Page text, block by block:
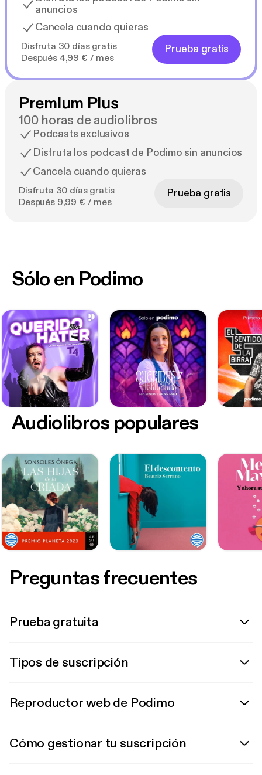
anuncios
Cancela cuando quieras
Disfruta 30 días gratis
Después 4,99 € / mes
Prueba gratis
Premium Plus
100 horas de audiolibros
Podcasts exclusivos
Disfruta los podcast de Podimo sin anuncios
Cancela cuando quieras
Disfruta 30 días gratis
Después 9,99 € / mes
Prueba gratis
Sólo en Podimo
Audiolibros populares
Preguntas frecuentes
Prueba gratuita
Tipos de suscripción
Reproductor web de Podimo
Cómo gestionar tu suscripción